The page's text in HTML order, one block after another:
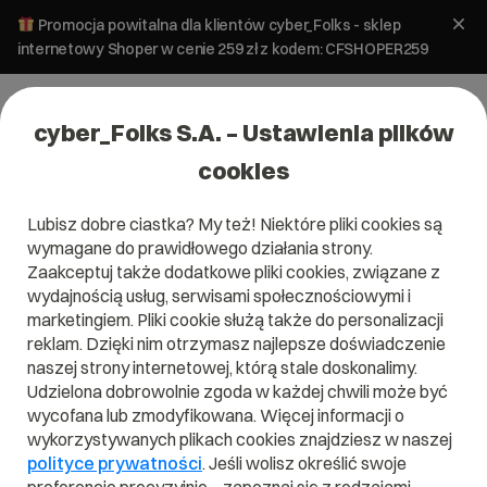
Promocja powitalna dla klientów cyber_Folks - sklep
internetowy Shoper w cenie 259 zł z kodem: CFSHOPER259
Certyfikat SSL
DigiCert Wildcard
Plus v2.0
Skonfiguruj wybrany pakiet i sprawdź, co
najchętniej wybierali do niego inni
użytkownicy.
cyber_Folks S.A. – Ustawienia plików
cookies
Lubisz dobre ciastka? My też! Niektóre pliki cookies są
wymagane do prawidłowego działania strony.
Zaakceptuj także dodatkowe pliki cookies, związane z
wydajnością usług, serwisami społecznościowymi i
marketingiem. Pliki cookie służą także do personalizacji
reklam. Dzięki nim otrzymasz najlepsze doświadczenie
naszej strony internetowej, którą stale doskonalimy.
Udzielona dobrowolnie zgoda w każdej chwili może być
wycofana lub zmodyfikowana. Więcej informacji o
wykorzystywanych plikach cookies znajdziesz w naszej
polityce prywatności. Jeśli wolisz określić swoje